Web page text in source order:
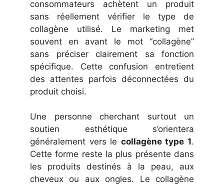
consommateurs achètent un produit
sans réellement vérifier le type de
collagène utilisé. Le marketing met
souvent en avant le mot “collagène”
sans préciser clairement sa fonction
spécifique. Cette confusion entretient
des attentes parfois déconnectées du
produit choisi.
Une personne cherchant surtout un
soutien esthétique s’orientera
généralement vers le collagène type 1.
Cette forme reste la plus présente dans
les produits destinés à la peau, aux
cheveux ou aux ongles. Le collagène